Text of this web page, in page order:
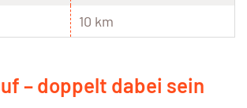
10 km
– doppelt dabei sein